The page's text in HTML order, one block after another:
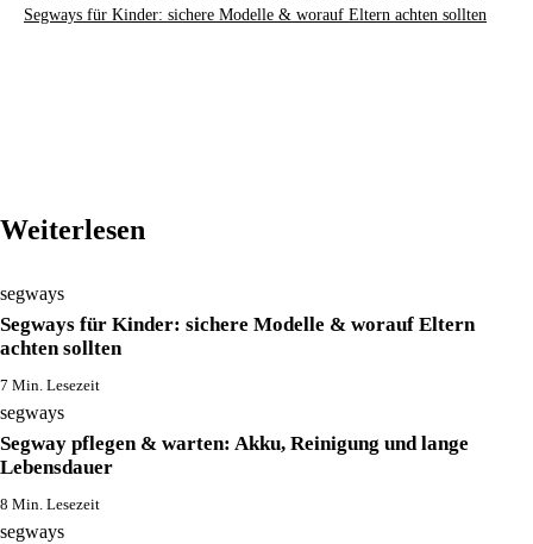
Segways für Kinder: sichere Modelle & worauf Eltern achten sollten
Weiterlesen
segways
Segways für Kinder: sichere Modelle & worauf Eltern
achten sollten
7 Min. Lesezeit
segways
Segway pflegen & warten: Akku, Reinigung und lange
Lebensdauer
8 Min. Lesezeit
segways